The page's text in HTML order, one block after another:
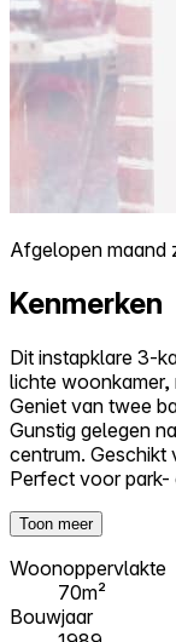
Afgelopen maand
Kenmerken
Dit instapklare 3-
lichte woonkamer,
Geniet van twee
Gunstig gelegen
centrum.
Perfect voor park-
Toon meer
Woonoppervlakte
70m²
Bouwjaar